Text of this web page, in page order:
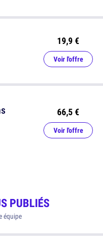
19,9 €
Voir l'offre
66,5 €
Voir l'offre
PUBLIÉS
équipe